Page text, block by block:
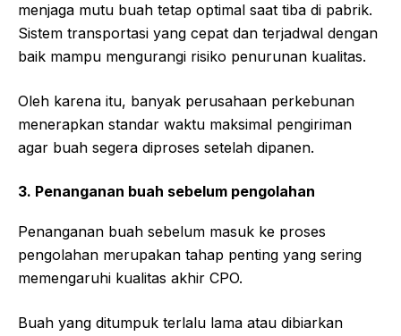
menjaga mutu buah tetap optimal saat tiba di pabrik.
Sistem transportasi yang cepat dan terjadwal dengan
baik mampu mengurangi risiko penurunan kualitas.
Oleh karena itu, banyak perusahaan perkebunan
menerapkan standar waktu maksimal pengiriman
agar buah segera diproses setelah dipanen.
3. Penanganan buah sebelum pengolahan
Penanganan buah sebelum masuk ke proses
pengolahan merupakan tahap penting yang sering
memengaruhi kualitas akhir CPO.
Buah yang ditumpuk terlalu lama atau dibiarkan